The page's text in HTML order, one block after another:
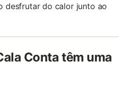
desfrutar do calor junto ao
Conta têm uma